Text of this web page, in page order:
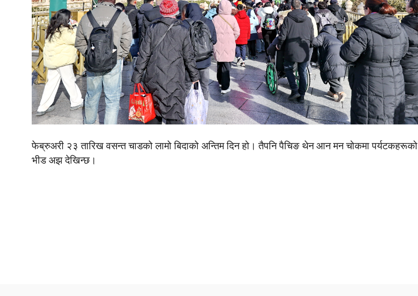
फेब्रुअरी २३ तारिख वसन्त चाडको लामो बिदाको अन्तिम दिन हो। तैपनि पैचिङ थेन आन मन चोकमा पर्यटकहरूको
भीड अझ देखिन्छ।